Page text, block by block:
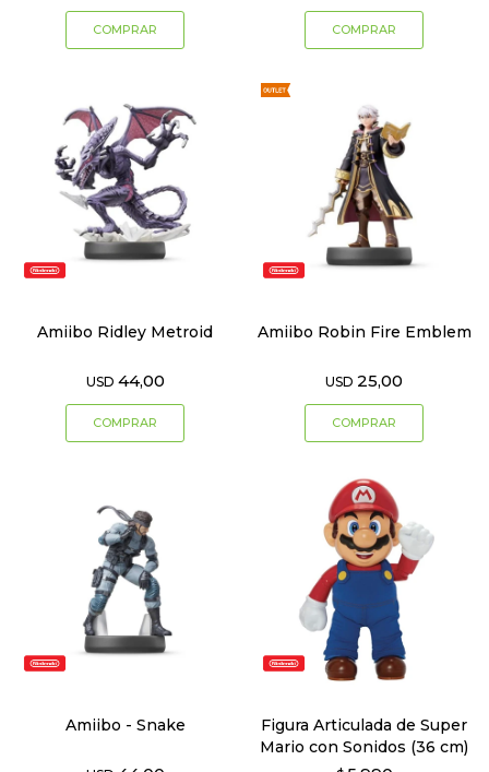
Amiibo Ridley Metroid
USD 44,00
Amiibo Robin Fire Emblem
USD 25,00
Amiibo - Snake
Figura Articulada de Super
Mario con Sonidos (36 cm)